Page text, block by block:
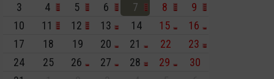
3
4 5 6 7 8
9
10
11 12 13 14 15
16
17
18 19 20 21 22
23
24
25 26 27 28 29
30